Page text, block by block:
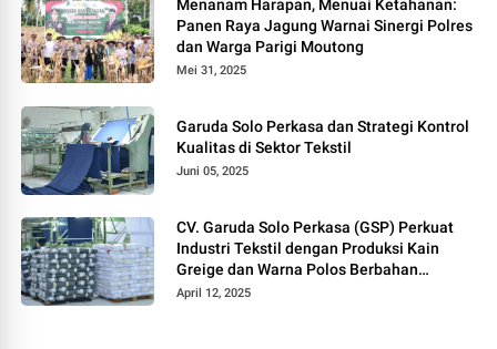
Menanam Harapan, Menuai Ketahanan:
Panen Raya Jagung Warnai Sinergi Polres
dan Warga Parigi Moutong
Mei 31, 2025
Garuda Solo Perkasa dan Strategi Kontrol
Kualitas di Sektor Tekstil
Juni 05, 2025
CV. Garuda Solo Perkasa (GSP) Perkuat
Industri Tekstil dengan Produksi Kain
Greige dan Warna Polos Berbahan
Tetoron Rayon
April 12, 2025